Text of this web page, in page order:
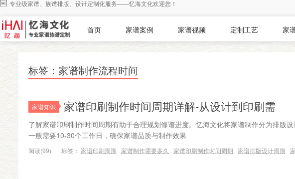
专业级家谱、族谱排版、设计定制化服务——忆海文化欢迎您！
首页 家谱案例 家谱视频 定制工艺 家
标签：家谱制作流程时间
家谱知识 家谱印刷制作时间周期详解-从设计到印刷需
了解家谱印刷制作时间周期有助于合理规划修谱进度。忆海文化将家谱制作分为排版
一般需要10-30个工作日，确保家谱品质与制作效果
阅读(99) 标签： 家谱印刷周期 家谱制作需要多久 家谱印刷制作时间周期 家谱排版设计周期